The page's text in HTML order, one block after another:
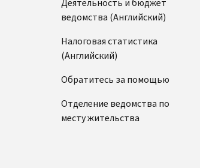
ведомства (Английский)
Налоговая статистика
(Английский)
Обратитесь за помощью
Отделение ведомства по
месту жительства